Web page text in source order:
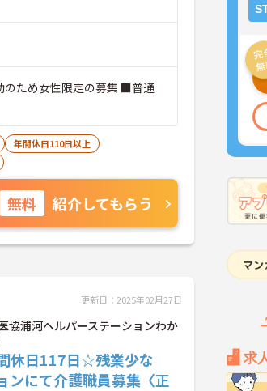
求
ため女性限定の募集 ■普通
年間休日110日以上
無料 紹介してもらう
更新日：2025年02月27日
協浦河ヘルパーステーションわか
休日117日☆残業少な
ンにて介護職員募集〈正